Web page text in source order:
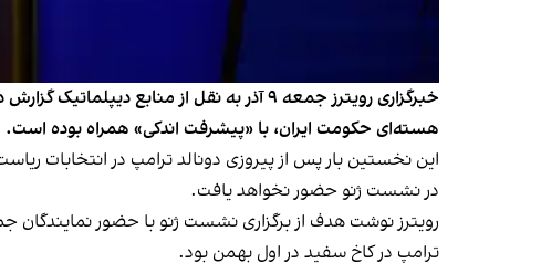
خبرگزاری رویترز جمعه ۹ آذر به نقل از
هسته‌ای حکومت ایران، با «پیشرفت اندکی» همراه بوده است.
این نخستین بار پس از پیروزی دونالد ترامپ در انتخابات
در نشست ژنو حضور نخواهد یافت.
رویترز نوشت هدف از برگزاری نشست ژنو با حضور نمایندگان
ترامپ در کاخ سفید در اول بهمن بود.